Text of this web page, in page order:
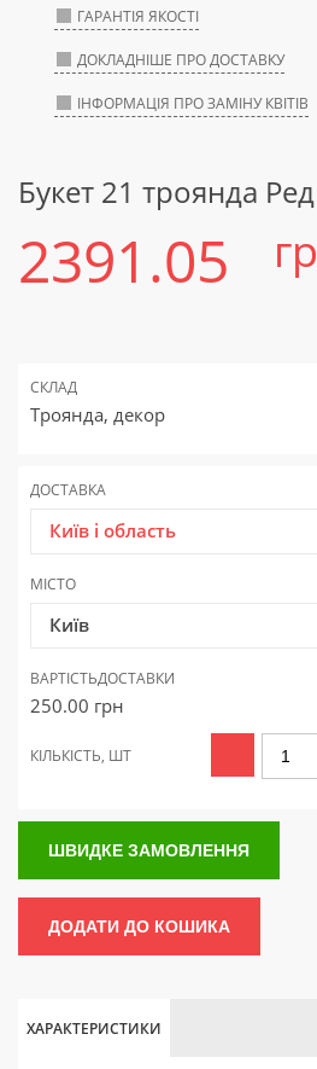
ГАРАНТІЯ ЯКОСТІ
ДОКЛАДНІШЕ ПРО ДОСТАВКУ
ІНФОРМАЦІЯ ПРО ЗАМІНУ КВІТІВ
Букет 21 троянда
2391.05
СКЛАД
Троянда, декор
ДОСТАВКА
Київ і область
МІСТО
Київ
ВАРТІСТЬДОСТАВКИ
250.00 грн
КІЛЬКІСТЬ, ШТ
ШВИДКЕ ЗАМОВЛЕННЯ
ДОДАТИ ДО КОШИКА
ХАРАКТЕРИСТИКИ